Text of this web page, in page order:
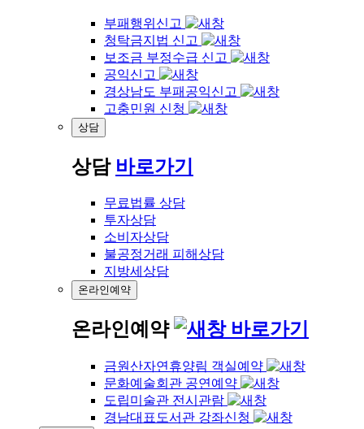
부패행위신고
청탁금지법 신고
보조금 부정수급 신고
공익신고
경상남도 부패공익신고
고충민원 신청
상담
상담 바로가기
무료법률 상담
투자상담
소비자상담
불공정거래 피해상담
지방세상담
온라인예약
온라인예약 바로가기
금원산자연휴양림 객실예약
문화예술회관 공연예약
도립미술관 전시관람
경남대표도서관 강좌신청